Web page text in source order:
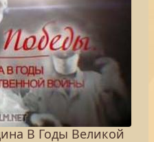
В Годы Великой